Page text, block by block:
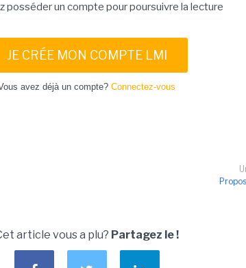
posséder un compte pour poursuivre la lecture
JE CRÉE MON COMPTE LMI
avez déjà un compte? Connectez-vous
article vous a plu? Partagez le !